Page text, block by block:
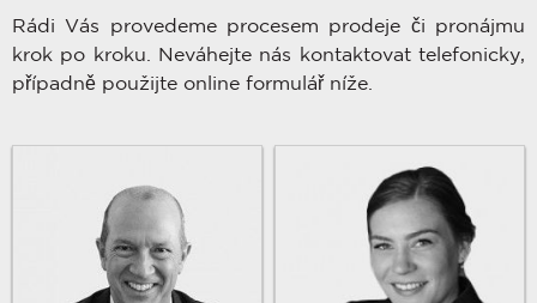
Rádi Vás provedeme procesem prodeje či pronájmu
krok po kroku. Neváhejte nás kontaktovat telefonicky,
případně použijte online formulář níže.